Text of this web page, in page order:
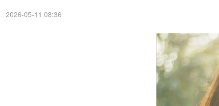
2026-05-11 08:36